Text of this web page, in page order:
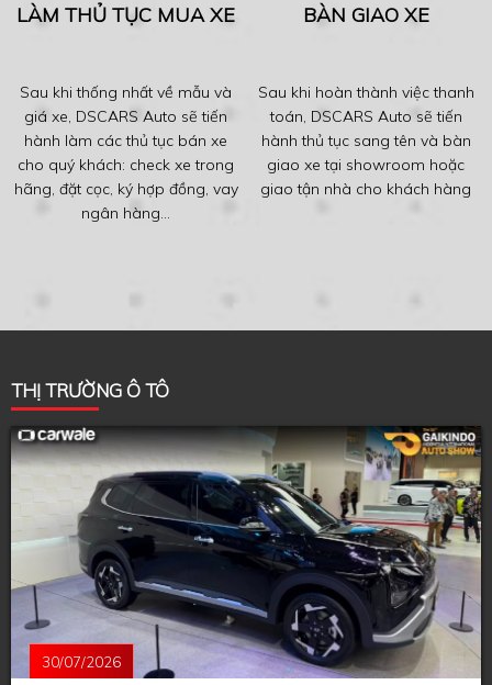
LÀM THỦ TỤC MUA XE
Sau khi thống nhất về mẫu và
giá xe, DSCARS Auto sẽ tiến
hành làm các thủ tục bán xe
cho quý khách: check xe trong
hãng, đặt cọc, ký hợp đồng, vay
ngân hàng...
BÀN GIAO XE
Sau khi hoàn thành việc thanh
toán, DSCARS Auto sẽ tiến
hành thủ tục sang tên và bàn
giao xe tại showroom hoặc
giao tận nhà cho khách hàng
THỊ TRƯỜNG Ô TÔ
30/07/2026